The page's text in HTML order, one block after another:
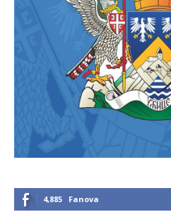
4,885 Fanova